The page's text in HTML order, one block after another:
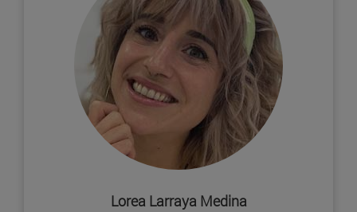
Lorea Larraya Medina